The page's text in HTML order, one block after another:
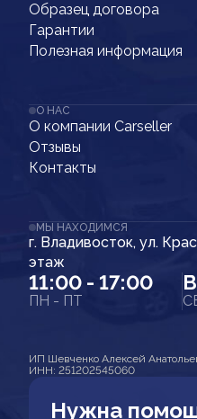
Образец договора
Гарантии
Полезная информация
О НАС
О компании Carseller
Отзывы
Контакты
МЫ НАХОДИМСЯ
г. Владивосток, ул.
этаж
11:00 - 17:00
ПН - ПТ
ИП Шевченко Алексей
ИНН: 251202545060
Нужна